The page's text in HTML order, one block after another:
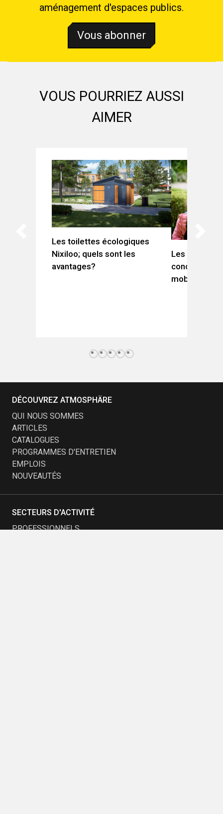
aménagement d'espaces publics.
Vous abonner
VOUS POURRIEZ AUSSI
AIMER
Les toilettes écologiques
Nixiloo; quels sont les
avantages?
Les
concevoir
mobilisent
DÉCOUVREZ ATMOSPHÄRE
QUI NOUS SOMMES
ARTICLES
CATALOGUES
PROGRAMMES D'ENTRETIEN
EMPLOIS
NOUVEAUTÉS
SECTEURS D'ACTIVITÉ
PROFESSIONNELS